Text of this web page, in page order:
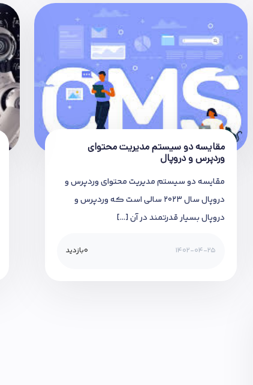
مقایسه دو سیستم مدیریت محتوای
وردپرس و دروپال
مقایسه دو سیستم مدیریت محتوای وردپرس و
دروپال سال 2023 سالی است که وردپرس و
دروپال بسیار قدرتمند در آن […]
1402-04-25
0بازدید